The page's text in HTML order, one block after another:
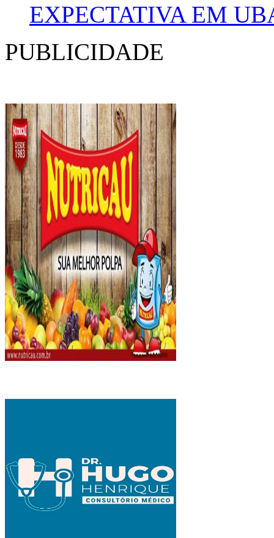
EXPECTATIVA EM
PUBLICIDADE